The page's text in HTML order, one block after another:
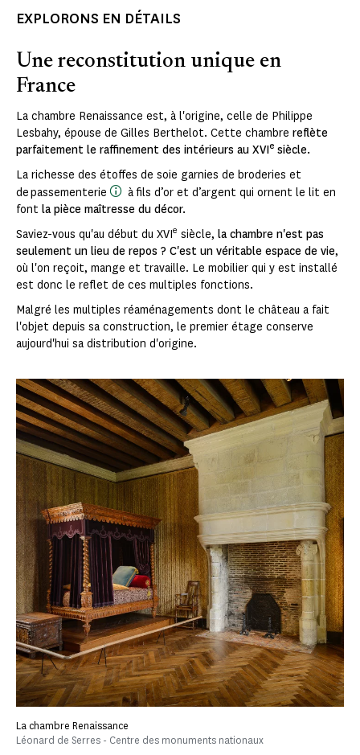
EXPLORONS EN DÉTAILS
Une reconstitution unique en
France
La chambre Renaissance est, à l'origine, celle de Philippe
Lesbahy, épouse de Gilles Berthelot. Cette chambre reflète
parfaitement le raffinement des intérieurs au XVIe siècle.
La richesse des étoffes de soie garnies de broderies et
de passementerie
à fils d’or et d’argent qui ornent le lit en
font la pièce maîtresse du décor.
Saviez-vous qu'au début du XVIe siècle, la chambre n'est pas
seulement un lieu de repos ? C'est un véritable espace de vie,
où l'on reçoit, mange et travaille. Le mobilier qui y est installé
est donc le reflet de ces multiples fonctions.
Malgré les multiples réaménagements dont le château a fait
l'objet depuis sa construction, le premier étage conserve
aujourd'hui sa distribution d'origine.
La chambre Renaissance
Léonard de Serres - Centre des monuments nationaux